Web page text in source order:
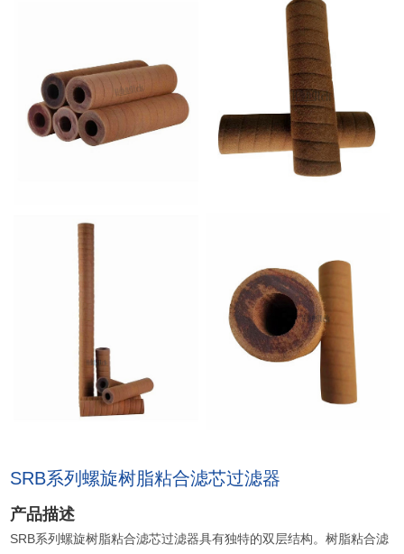
SRB系列螺旋树脂粘合滤芯过滤器
产品描述
SRB系列螺旋树脂粘合滤芯过滤器具有独特的双层结构。树脂粘合滤